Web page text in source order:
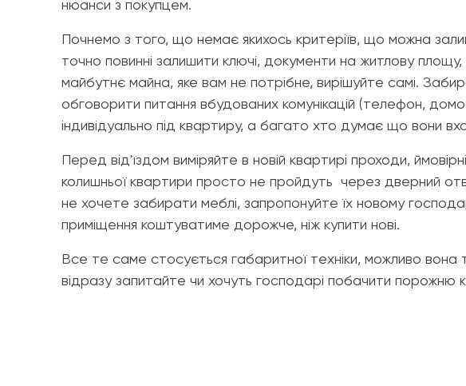
нюанси з покупцем.
Почнемо з того, що немає якихось критеріїв, що можна
точно повинні залишити ключі, документи на житлову
майбутнє майна, яке вам не потрібне, вирішуйте самі.
обговорити питання вбудованих комунікацій (телефон,
індивідуально під квартиру, а багато хто думає що вони
Перед від'їздом виміряйте в новій квартирі проходи,
колишньої квартири просто не пройдуть через дверний
не хочете забирати меблі, запропонуйте їх новому
приміщення коштуватиме дорожче, ніж купити нові.
Все те саме стосується габаритної техніки, можливо
відразу запитайте чи хочуть господарі побачити